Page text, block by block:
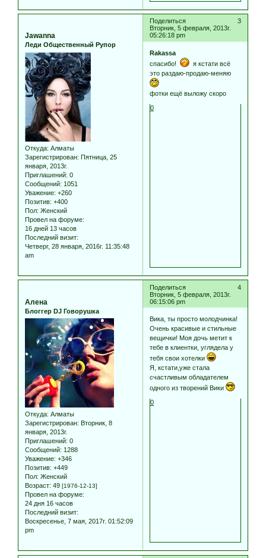
Поделиться
3
Вторник, 5 февраля, 2013г.
05:26:18 pm
Jawanna
Леди Общественный Рупор
Откуда: Алматы
Зарегистрирован: Пятница, 25
января, 2013г.
Приглашений: 0
Сообщений: 1051
Уважение: +260
Позитив: +400
Пол: Женский
Провел на форуме:
16 дней 13 часов
Последний визит:
Четверг, 28 января, 2016г. 11:35:48
am
Rakassa
спасибо!
я кстати всё
это раздаю-продаю-меняю
фотки ещё выложу скоро
0
Поделиться
4
Вторник, 5 февраля, 2013г.
06:15:06 pm
Алена
Блоггер DJ Говорушка
Откуда: Алматы
Зарегистрирован: Вторник, 8
января, 2013г.
Приглашений: 0
Сообщений: 1288
Уважение: +346
Позитив: +449
Пол: Женский
Возраст: 49 [1976-12-13]
Провел на форуме:
24 дня 16 часов
Последний визит:
Воскресенье, 7 мая, 2017г. 01:52:09
pm
Вика, ты просто молодчинка!
Очень красивые и стильные
вещички! Моя дочь метит к
тебе в клиентки, углядела у
тебя свои хотелки
Я, кстати,уже стала
счастливым обладателем
одного из творений Вики
0